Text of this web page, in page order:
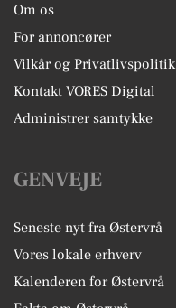
Om os
For annoncører
Vilkår og Privatlivspolitik
Kontakt VORES Digital
Administrer samtykke
GENVEJE
Seneste nyt fra Østervrå
Vores lokale erhverv
Kalenderen for Østervrå